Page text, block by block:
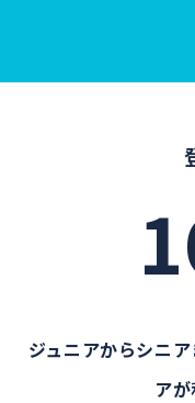
ジュニアからシニ
ア